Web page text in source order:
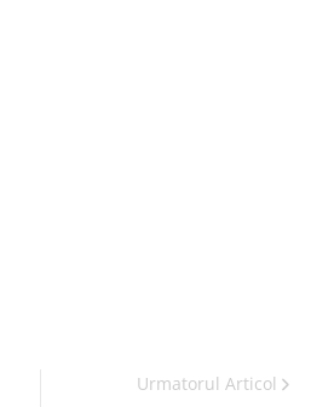
Urmatorul Articol